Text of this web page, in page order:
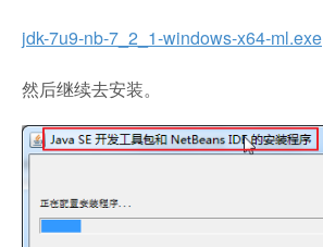
jdk-7u9-nb-7_2_1-windows-x64-ml.exe
然后继续去安装。